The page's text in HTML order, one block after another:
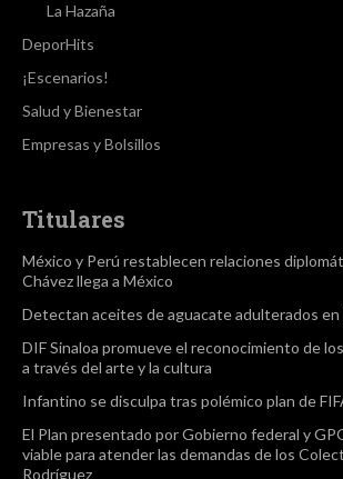
La Hazaña
DeporHits
¡Escenarios!
Salud y Bienestar
Empresas y Bolsillos
Titulares
México y Perú restablecen relaciones
Chávez llega a México
Detectan aceites de aguacate adulterados en
DIF Sinaloa promueve el reconocimiento de
a través del arte y la cultura
Infantino se disculpa tras polémico plan de
El Plan presentado por Gobierno federal y
viable para atender las demandas de los
Rodríguez